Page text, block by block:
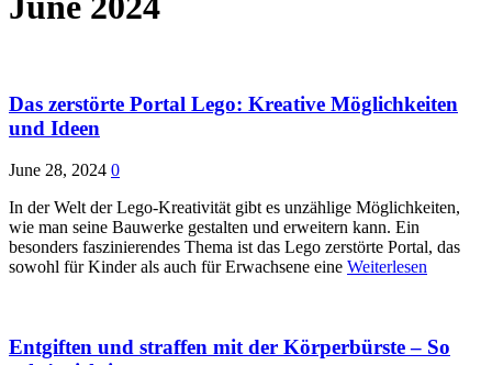
Das zerstörte Portal Lego: Kreative Möglichkeiten
und Ideen
June 28, 2024 0
In der Welt der Lego-Kreativität gibt es unzählige Möglichkeiten,
wie man seine Bauwerke gestalten und erweitern kann. Ein
besonders faszinierendes Thema ist das Lego zerstörte Portal, das
sowohl für Kinder als auch für Erwachsene eine Weiterlesen
Entgiften und straffen mit der Körperbürste – So